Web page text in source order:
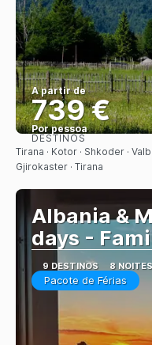
A partir de
739 €
Por pessoa
DESTINOS
Tirana · Kotor · Shkoder ·
Gjirokaster · Tirana
Albania &
days -
9 DESTINOS 8 NOITES
Pacote de Férias